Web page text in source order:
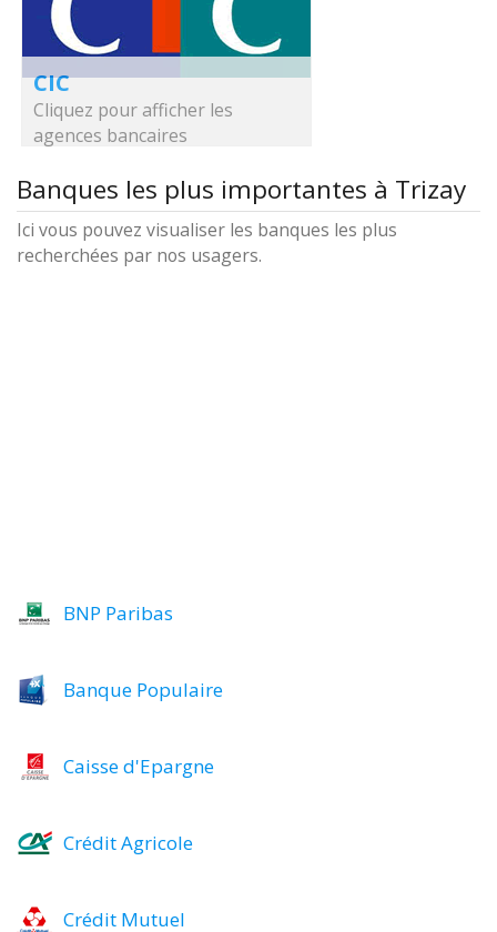
CIC
Cliquez pour afficher les
agences bancaires
Banques les plus importantes à Trizay
Ici vous pouvez visualiser les banques les plus
recherchées par nos usagers.
BNP Paribas
Banque Populaire
Caisse d'Epargne
Crédit Agricole
Crédit Mutuel